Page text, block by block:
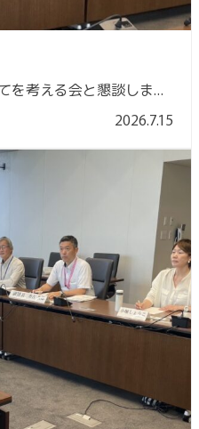
川崎のよりよい保育・子育てを考える会と懇談しました
2026.7.15